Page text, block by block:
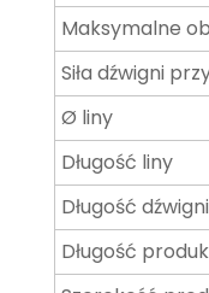
Maksymalne
Siła dźwigni
Ø liny
Długość liny
Długość dźwigni
Długość